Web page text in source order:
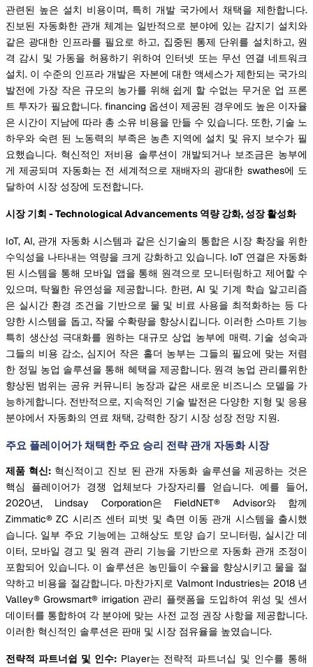
관련된 높은 설치 비용이며, 특히 개발 국가에서 채택을 제한합니다.
진보된 자동화한 관개 체계는 일반적으로 분야에 있는 감지기 설치와
같은 광대한 인프라를 필요로 하고, 집중된 통제 단위를 설치하고, 원
격 감시 및 가동을 허용하기 위하여 인터넷 또는 무선 연결 네트워크
설치. 이 수준의 인프라 개발은 자본에 대한 액세스가 제한되는 국가의
발전에 가장 작은 규모의 농가를 위해 쉽게 할 수없는 무거운 업 프론
트 투자가 필요합니다. financing 옵션이 제공된 경우에도 높은 이자율
은 시간이 지남에 따라 총 소유 비용을 만들 수 있습니다. 또한, 기술 노
하우와 숙련 된 노동력의 부족은 농촌 지역에 설치 및 유지 보수가 필
요했습니다. 혁신적인 저비용 솔루션이 개발되거나 보조금은 농부에
게 제공되며 자동화는 전 세계적으로 재배자의 광대한 swathes에 도
달하여 시장 성장에 도전합니다.
시장 기회 - Technological Advancements 역량 강화, 성장 활성화
IoT, AI, 관개 자동화 시스템과 같은 신기술의 통합은 시장 확장을 위한
수익성을 나타내는 역량을 크게 강화하고 있습니다. IoT 연결은 자동화
된 시스템을 통해 모바일 앱을 통해 원격으로 모니터링하고 제어할 수
있으며, 탁월한 유연성을 제공합니다. 한편, AI 및 기계 학습 알고리즘
은 실시간 환경 조건을 기반으로 물 및 비료 사용을 최적화하는 등 다
양한 시스템을 돕고, 작물 수확량을 향상시킵니다. 이러한 스마트 기능
특히 생산성 극대화를 원하는 대규모 상업 농부에 매력. 기술 성숙과
그들의 비용 감소, 심지어 작은 홀더 농부는 그들의 필요에 맞는 저렴
한 정밀 농업 솔루션을 통해 혜택을 제공합니다. 원격 농업 관리를위한
향상된 범위는 공유 커뮤니티 농장과 같은 새로운 비즈니스 모델을 가
능하게합니다. 전반적으로, 지속적인 기술 발전은 다양한 지형 및 응용
분야에서 자동화의 연료 채택, 강력한 장기 시장 성장 전망 지원.
주요 플레이어가 채택한 주요 승리 전략 관개 자동화 시장
제품 혁신:혁신적이고 진보 된 관개 자동화 솔루션을 제공하는 것은
핵심 플레이어가 경쟁 업체보다 가장자리를 얻습니다. 예를 들어,
2020년, Lindsay Corporation은 FieldNET® Advisor와 함께
Zimmatic® ZC 시리즈 센터 피벗 및 측면 이동 관개 시스템을 출시했
습니다. 일부 주요 기능에는 고해상도 토양 습기 모니터링, 실시간 데
이터, 모바일 경고 및 원격 관리 기능을 기반으로 자동화 관개 조정이
포함되어 있습니다. 이 솔루션은 농민들이 수율을 향상시키고 물을 절
약하고 비용을 절감합니다. 마찬가지로 Valmont Industries는 2018 년
Valley® Growsmart® irrigation 관리 플랫폼을 도입하여 위성 및 센서
데이터를 통합하여 각 분야에 맞는 사전 교정 권장 사항을 제공합니다.
이러한 혁신적인 솔루션은 판매 및 시장 점유율을 높였습니다.
전략적 파트너쉽 및 인수:Player는 전략적 파트너십 및 인수를 통해